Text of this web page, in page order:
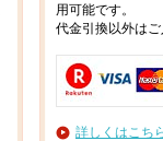
用可能です。
代金引換以外は
詳しくはこち